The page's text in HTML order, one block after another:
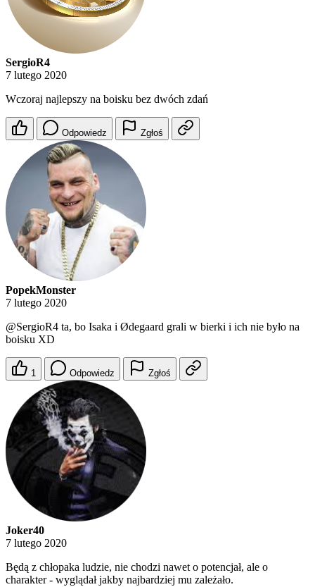
SergioR4
7 lutego 2020
Wczoraj najlepszy na boisku bez dwóch zdań
Odpowiedz Zgłoś
PopekMonster
7 lutego 2020
@SergioR4 ta, bo Isaka i Ødegaard grali w bierki i ich nie było na
boisku XD
1 Odpowiedz Zgłoś
Joker40
7 lutego 2020
Będą z chłopaka ludzie, nie chodzi nawet o potencjał, ale o
charakter - wyglądał jakby najbardziej mu zależało.